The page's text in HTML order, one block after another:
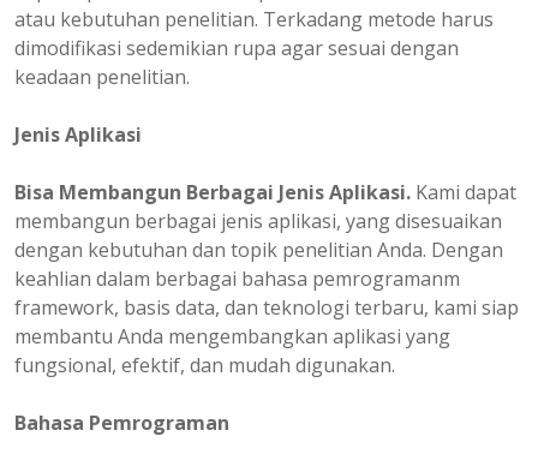
atau kebutuhan penelitian. Terkadang metode harus
dimodifikasi sedemikian rupa agar sesuai dengan
keadaan penelitian.
Jenis Aplikasi
Bisa Membangun Berbagai Jenis Aplikasi. Kami dapat
membangun berbagai jenis aplikasi, yang disesuaikan
dengan kebutuhan dan topik penelitian Anda. Dengan
keahlian dalam berbagai bahasa pemrogramanm
framework, basis data, dan teknologi terbaru, kami siap
membantu Anda mengembangkan aplikasi yang
fungsional, efektif, dan mudah digunakan.
Bahasa Pemrograman